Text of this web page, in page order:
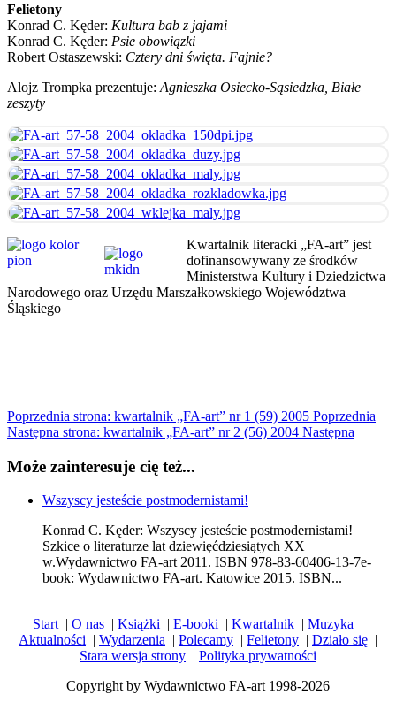
Felietony
Konrad C. Kęder: Kultura bab z jajami
Konrad C. Kęder: Psie obowiązki
Robert Ostaszewski: Cztery dni święta. Fajnie?
Alojz Trompka prezentuje: Agnieszka Osiecko-Sąsiedzka, Białe
zeszyty
Kwartalnik literacki „FA-art” jest
dofinansowywany ze środków
Ministerstwa Kultury i Dziedzictwa
Narodowego oraz Urzędu Marszałkowskiego Województwa
Śląskiego
Poprzednia strona: kwartalnik „FA-art” nr 1 (59) 2005 Poprzednia
Następna strona: kwartalnik „FA-art” nr 2 (56) 2004 Następna
Może zainteresuje cię też...
Wszyscy jesteście postmodernistami!
Konrad C. Kęder: Wszyscy jesteście postmodernistami!
Szkice o literaturze lat dziewięćdziesiątych XX
w.Wydawnictwo FA-art 2011. ISBN 978-83-60406-13-7​e-
book: Wydawnictwo FA-art. Katowice 2015. ISBN...
Start | O nas | Książki | E-booki | Kwartalnik | Muzyka |
Aktualności | Wydarzenia | Polecamy | Felietony | Działo się |
Stara wersja strony | Polityka prywatności
Copyright by Wydawnictwo FA-art 1998-2026